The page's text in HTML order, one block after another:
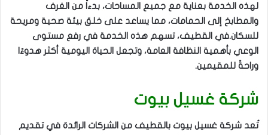
لهذه الخدمة بعناية مع جميع المساحات، بدءاً من الغرف
والمطابخ إلى الحمامات، مما يساعد على خلق بيئة صحية ومريحة
للسكان.في القطيف، تسهم هذه الخدمة في رفع مستوى
الوعي بأهمية النظافة العامة، وتجعل الحياة اليومية أكثر هدوءًا
وراحةً للمقيمين.
شركة غسيل بيوت
تُعد شركة غسيل بيوت بالقطيف من الشركات الرائدة في تقديم